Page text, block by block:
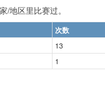
/地区里比赛过。
次数
13
1